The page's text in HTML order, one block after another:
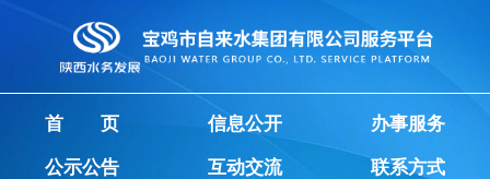
首 页 信息公开 办事服务
公示公告 互动交流 联系方式